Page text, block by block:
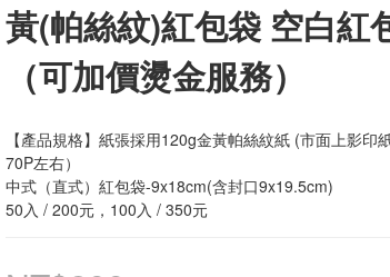
黃(帕絲紋)紅包袋 空白紅
（可加價燙金服務）
【產品規格】紙張採用120g金黃帕絲紋紙 (市面上影印
70P左右）
中式（直式）紅包袋-9x18cm(含封口9x19.5cm)
50入 / 200元，100入 / 350元